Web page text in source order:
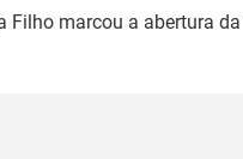
Filho marcou a abertura